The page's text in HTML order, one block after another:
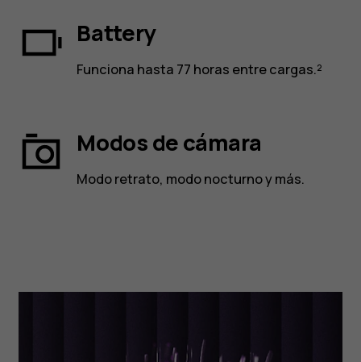
Battery
Funciona hasta 77 horas entre cargas.²
Modos de cámara
Modo retrato, modo nocturno y más.